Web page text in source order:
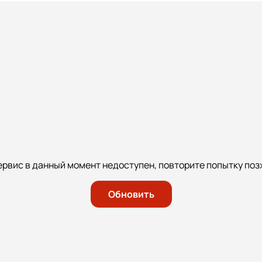
в данный момент недоступен, повторите попытку
Обновить